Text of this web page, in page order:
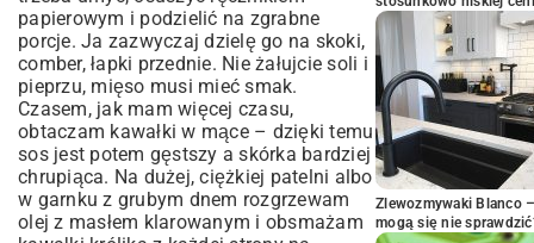
papierowym i podzielić na zgrabne
porcje. Ja zazwyczaj dzielę go na skoki,
comber, łapki przednie. Nie żałujcie soli i
pieprzu, mięso musi mieć smak.
Czasem, jak mam więcej czasu,
obtaczam kawałki w mące – dzięki temu
sos jest potem gęstszy a skórka bardziej
chrupiąca. Na dużej, ciężkiej patelni albo
w garnku z grubym dnem rozgrzewam
olej z masłem klarowanym i obsmażam
Zlewozmywaki Blanco
mogą się nie